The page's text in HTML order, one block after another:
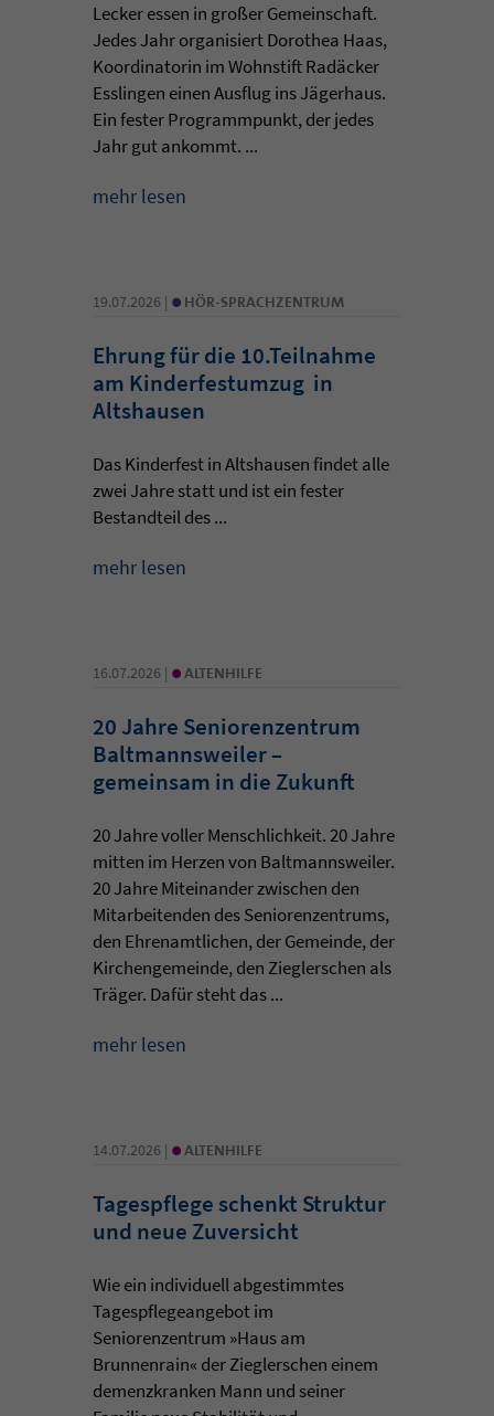
Lecker essen in großer Gemeinschaft.
Jedes Jahr organisiert Dorothea Haas,
Koordinatorin im Wohnstift Radäcker
Esslingen einen Ausflug ins Jägerhaus.
Ein fester Programmpunkt, der jedes
Jahr gut ankommt. ...
mehr lesen
19.07.2026 | • HÖR-SPRACHZENTRUM
Ehrung für die 10.Teilnahme
am Kinderfestumzug in
Altshausen
Das Kinderfest in Altshausen findet alle
zwei Jahre statt und ist ein fester
Bestandteil des ...
mehr lesen
16.07.2026 | • ALTENHILFE
20 Jahre Seniorenzentrum
Baltmannsweiler –
gemeinsam in die Zukunft
20 Jahre voller Menschlichkeit. 20 Jahre
mitten im Herzen von Baltmannsweiler.
20 Jahre Miteinander zwischen den
Mitarbeitenden des Seniorenzentrums,
den Ehrenamtlichen, der Gemeinde, der
Kirchengemeinde, den Zieglerschen als
Träger. Dafür steht das ...
mehr lesen
14.07.2026 | • ALTENHILFE
Tagespflege schenkt Struktur
und neue Zuversicht
Wie ein individuell abgestimmtes
Tagespflegeangebot im
Seniorenzentrum »Haus am
Brunnenrain« der Zieglerschen einem
demenzkranken Mann und seiner